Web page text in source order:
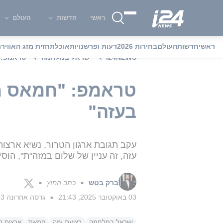
ראשי חדשות העולם
ראשיחדשותהעולםבחירות 2026 דעות ופרשנויותאוכלתחזית מזג האוויר
i24NEWS
ישראל במלחמה טראמפ:
טראמפ: "חמאס
בעזה"
עקב תגובת ארגון הטרור, נשיא
עזה, זה עניין של שלום במזה"ת",
ברק בטש ■ כתב החוץ ■
03 באוקטובר 2025, 21:43 ■ גרסה אחרונה 03